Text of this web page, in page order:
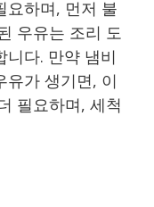
요하며, 먼저 불
우유는 조리 도
니다. 만약 냄비
유가 생기면, 이
필요하며, 세척